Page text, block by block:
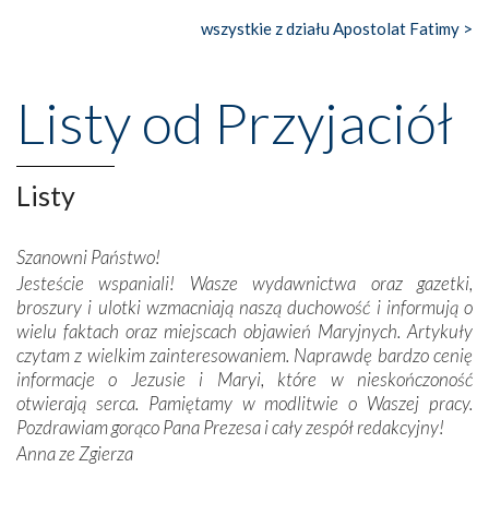
Nasze pielgrzymkowe wyprawy, których celem były
wznoszono na chwałę Bożą, na przykład – w podzięce za
Opatrznościową pomoc w wygranej bitwie o
niepodległość kraju. Zachwyt budziła potężna, a zarazem
misterna architektura tych monumentalnych dzieł,
wspaniałe zdobienia, dbałość ich twórców o detale,
budowniczych.
Podążyliśmy też śladami fatimskich wizjonerów – Łucji
dos Santos oraz świętych Hiacynty i Franciszka Marto.
Modliliśmy się przy ich grobach. Odprawiliśmy Drogę
Krzyżową w ich rodzinnych stronach, odwiedziliśmy
domy, w których żyli.
W miejscu objawień Matki Bożej zapaliliśmy świece
wszystkie z działu Apostolat Fatimy >
Listy od Przyjaciół
Listy
Szanowni Państwo!
Jesteście wspaniali! Wasze wydawnictwa oraz gazetki,
broszury i ulotki wzmacniają naszą duchowość i informują o
wielu faktach oraz miejscach objawień Maryjnych. Artykuły
czytam z wielkim zainteresowaniem. Naprawdę bardzo cenię
informacje o Jezusie i Maryi, które w nieskończoność
otwierają serca. Pamiętamy w modlitwie o Waszej pracy.
Pozdrawiam gorąco Pana Prezesa i cały zespół redakcyjny!
Anna ze Zgierza